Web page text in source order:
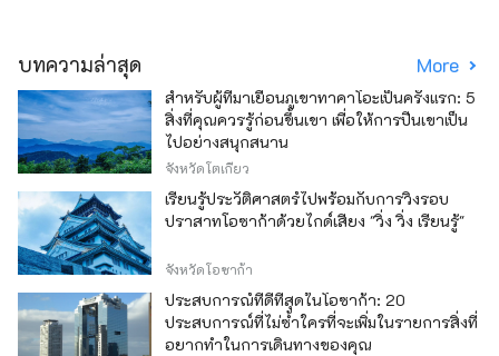
บทความล่าสุด More
สำหรับผู้ที่มาเยือนภูเขาทาคาโอะเป็นครั้งแรก: 5
สิ่งที่คุณควรรู้ก่อนขึ้นเขา เพื่อให้การปีนเขาเป็น
ไปอย่างสนุกสนาน
จังหวัดโตเกียว
เรียนรู้ประวัติศาสตร์ไปพร้อมกับการวิ่งรอบ
ปราสาทโอซาก้าด้วยไกด์เสียง "วิ่ง วิ่ง เรียนรู้"
จังหวัดโอซาก้า
ประสบการณ์ที่ดีที่สุดในโอซาก้า: 20
ประสบการณ์ที่ไม่ซ้ำใครที่จะเพิ่มในรายการสิ่งที่
อยากทำในการเดินทางของคุณ